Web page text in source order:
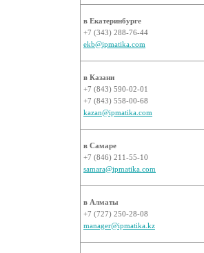
в Екатеринбурге
+7 (343) 288-76-44
ekb@ipmatika.com
в Казани
+7 (843) 590-02-01
+7 (843) 558-00-68
kazan@ipmatika.com
в Самаре
+7 (846) 211-55-10
samara@ipmatika.com
в Алматы
+7 (727) 250-28-08
manager@ipmatika.kz